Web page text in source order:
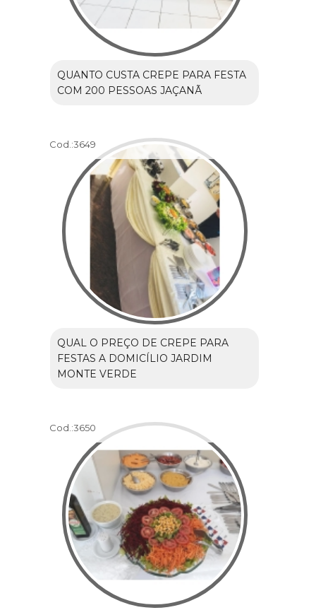
QUANTO CUSTA CREPE PARA FESTA
COM 200 PESSOAS JAÇANÃ
Cod.:3649
QUAL O PREÇO DE CREPE PARA
FESTAS A DOMICÍLIO JARDIM
MONTE VERDE
Cod.:3650